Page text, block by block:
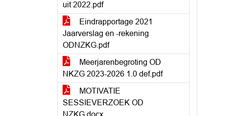
uit 2022.pdf
Eindrapportage 2021
Jaarverslag en -rekening
ODNZKG.pdf
Meerjarenbegroting OD
NKZG 2023-2026 1.0 def.pdf
MOTIVATIE
SESSIEVERZOEK OD
NZKG.docx